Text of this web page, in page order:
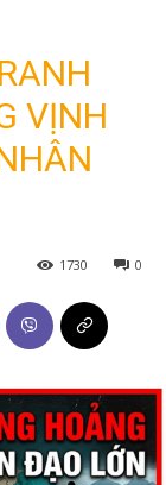
VỊNH
0
1730